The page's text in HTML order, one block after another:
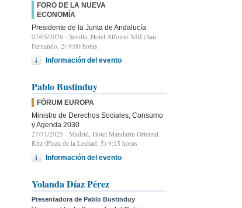
FORO DE LA NUEVA
ECONOMÍA
Presidente de la Junta de Andalucía
07/05/2026 - Sevilla, Hotel Alfonso XIII (San
Fernando, 2) 9:00 horas
Información del evento
Pablo Bustinduy
FÓRUM EUROPA
Ministro de Derechos Sociales, Consumo
y Agenda 2030
27/11/2025 - Madrid, Hotel Mandarin Oriental
Ritz (Plaza de la Lealtad, 5) 9:15 horas
Información del evento
Yolanda Díaz Pérez
Presentadora de Pablo Bustinduy